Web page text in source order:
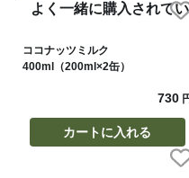
よく一緒に購入されて
ココナッツミルク
400ml（200ml×2缶）
730
カートに入れる